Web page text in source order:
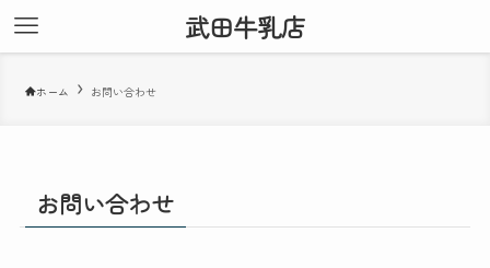
武田牛乳店
ホーム お問い合わせ
お問い合わせ